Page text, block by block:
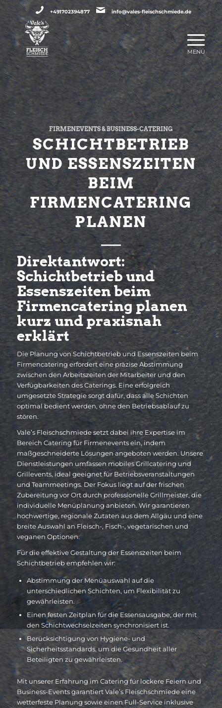
+491702394877 info@vales-fleischschmiede.de
FIRMENEVENTS & BUSINESS-CATERING
SCHICHTBETRIEB
UND ESSENSZEITEN
BEIM
FIRMENCATERING
PLANEN
Direktantwort:
Schichtbetrieb und
Essenszeiten beim
Firmencatering planen
kurz und praxisnah
erklärt
Die Planung von Schichtbetrieb und Essenszeiten beim
Firmencatering erfordert eine präzise Abstimmung
zwischen den Arbeitszeiten der Mitarbeiter und den
Verfügbarkeiten des Caterings. Eine erfolgreich
umgesetzte Strategie sorgt dafür, dass alle Schichten
optimal bedient werden, ohne den Betriebsablauf zu
stören.
Vale’s Fleischschmiede setzt dabei ihre Expertise im
Bereich Catering für Firmenevents ein, indem
maßgeschneiderte Lösungen angeboten werden. Unsere
Dienstleistungen umfassen mobiles Grillcatering und
Grillevents, ideal geeignet für Betriebsveranstaltungen
und Teammeetings. Der Fokus liegt auf der frischen
Zubereitung vor Ort durch professionelle Grillmeister, die
individuelle Menüplanung anbieten. Wir garantieren
hochwertige, regionale Zutaten aus dem Allgäu und eine
breite Auswahl an Fleisch-, Fisch-, vegetarischen und
veganen Optionen.
Für die effektive Gestaltung der Essenszeiten beim
Schichtbetrieb empfehlen wir:
Abstimmung der Menüauswahl auf die
unterschiedlichen Schichten, um Flexibilität zu
gewährleisten.
Einen festen Zeitplan für die Essensausgabe, der mit
den Schichtwechselzeiten synchronisiert ist.
Berücksichtigung von Hygiene- und
Sicherheitsstandards, um die Gesundheit aller
Beteiligten zu gewährleisten.
Mit unserer Erfahrung im Catering für lockere Feiern und
Business-Events garantiert Vale’s Fleischschmiede eine
wetterfeste Planung sowie einen Full-Service inklusive